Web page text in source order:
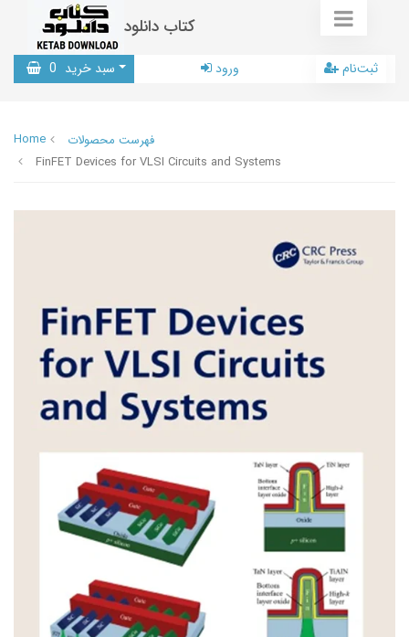
کتاب دانلود
سبد خرید 0 ورود ثبت‌نام
Home
فهرست محصولات
FinFET Devices for VLSI Circuits and Systems